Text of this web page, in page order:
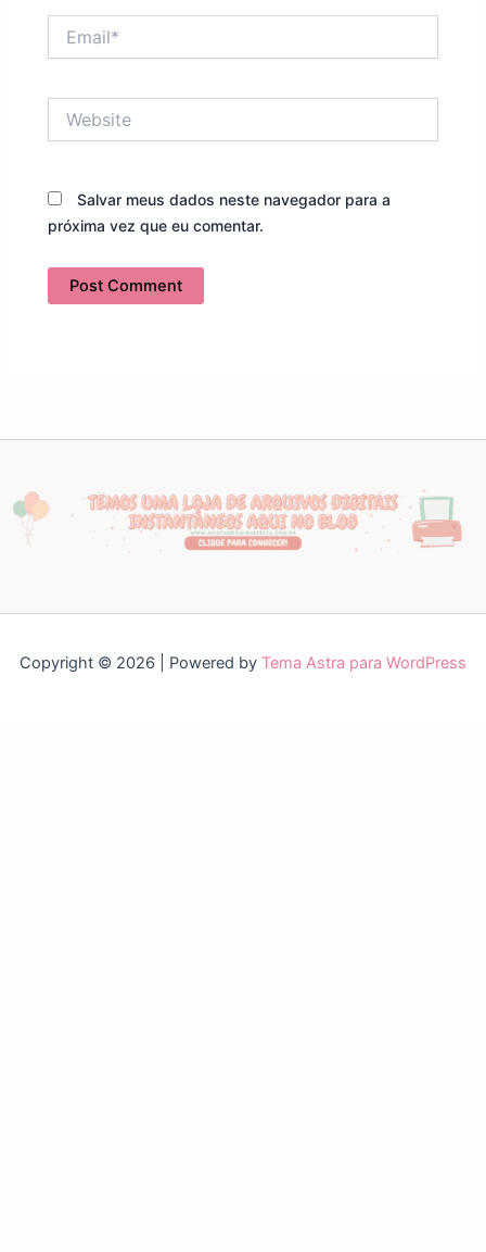
Salvar meus dados neste navegador para a
próxima vez que eu comentar.
Copyright © 2026 | Powered by Tema Astra para WordPress